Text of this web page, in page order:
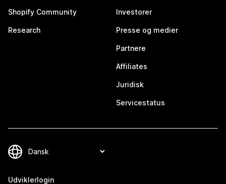
Shopify Community
Research
Investorer
Presse og medier
Partnere
Affiliates
Juridisk
Servicestatus
Udviklerlogin